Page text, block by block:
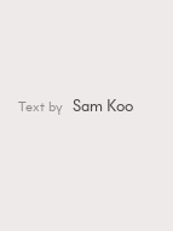
Text by Sam Koo